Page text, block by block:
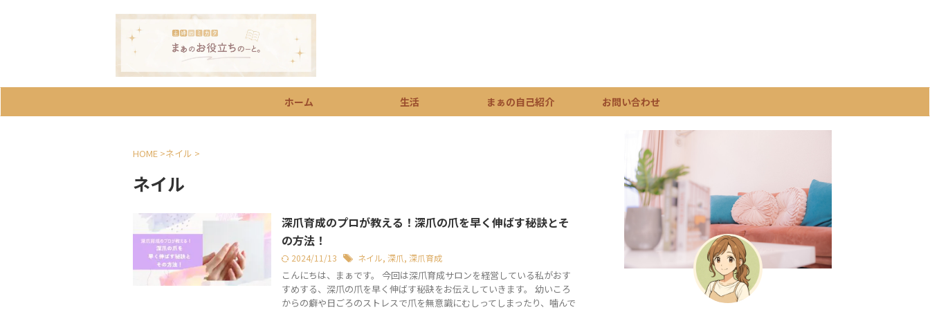
ホーム 生活 まぁの自己紹介 お問い合わせ
HOME >ネイル >
ネイル
深爪育成のプロが教える！深爪の爪を早く伸ばす秘訣とそ
の方法！
2024/11/13 ネイル, 深爪, 深爪育成
こんにちは、まぁです。 今回は深爪育成サロンを経営している私がおす
すめする、深爪の爪を早く伸ばす秘訣をお伝えしていきます。 幼いころ
からの癖や日ごろのストレスで爪を無意識にむしってしまったり、噛んで